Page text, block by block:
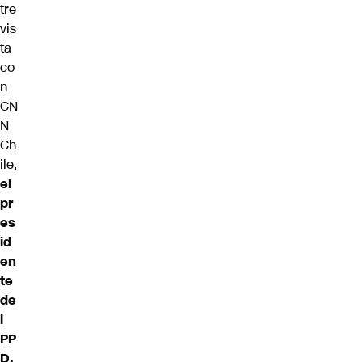
tre
vis
ta
co
n
CN
N
Ch
ile,
el
pr
es
id
en
te
de
l
PP
D,